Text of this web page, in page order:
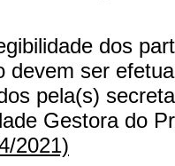
dos
devem ser
pela(s)
Gestora do
2021)